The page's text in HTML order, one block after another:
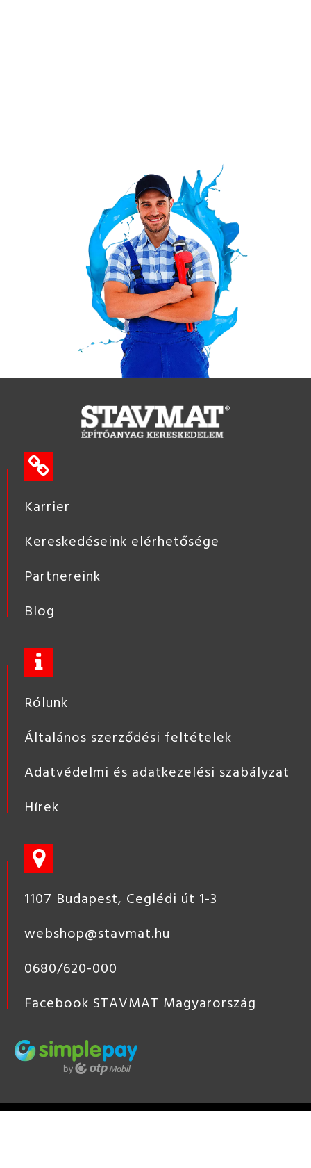
Karrier
Kereskedéseink elérhetősége
Partnereink
Blog
Rólunk
Általános szerződési feltételek
Adatvédelmi és adatkezelési szabályzat
Hírek
1107 Budapest, Ceglédi út 1-3
webshop@stavmat.hu
0680/620-000
Facebook STAVMAT Magyarország